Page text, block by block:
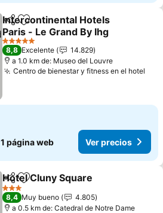
CompartirAñadir a favoritos
Intercontinental Hotels
Paris - Le Grand By Ihg
Ver precios
5 Estrellas
8,8 Excelente
14.829
a 1.0 km de: Museo del Louvre
Centro de bienestar y fitness en el hotel
1 página web Ver precios
CompartirAñadir a favoritos
Hotel Cluny Square
3 Estrellas
8,4 Muy bueno
4.805
a 0.5 km de: Catedral de Notre Dame